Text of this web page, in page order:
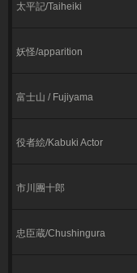
太平記/Taiheiki
妖怪/apparition
富士山 / Fujiyama
役者絵/Kabuki Actor
市川團十郎
忠臣蔵/Chushingura